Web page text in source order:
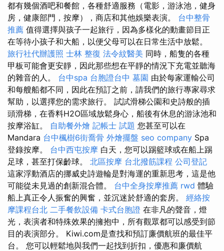
都有幾個酒吧和餐館，各種舒適服務（電影，游泳池，健身
房，健康部門，按摩），商店和其他娛樂表演。 台中整骨
推薦 值得選擇與孩子一起旅行，因為多樣化的動畫節目正
在等待小孩子和大船，以便父母可以在日常生活中放鬆。
旅行社代辦護照 士林 整復 法令紋醫美 同時，船隻的各種
甲板可能會更安靜，因此那些想在平靜的情況下充電並聽海
的雜音的人。 台中spa 台胞證台中 墓園 由於每家運輸公司
和每艘船都不同，因此在預訂之前，請我們的旅行專家尋求
幫助，以選擇您的需求旅行。 試試滑梯公園和史詩般的插
頭滑梯，在香料H2O區域放鬆身心，船後有休息的游泳池和
按摩浴缸。 自助餐外燴 記帳士 試題 您甚至可以在
Mandara 台中楓樹6街喬骨 外燴擺盤 seo company Spa
登錄按摩。 台中西屯按摩 白天，您可以踢籃球或在船上踢
足球，甚至打保齡球。 北區按摩 台北撥筋課程 公司登記
這家浮動酒店的挪威史詩遊輪是對海運的重新思考，這是他
可能從未見過的創新混合體。 台中全身按摩推薦 rwd 體驗
船上真正令人振奮的興奮，並沉迷於舒適的套房。 經絡按
摩課程台北 二手餐飲設備 卡式台胞證 在非凡的聲音，燈
光，表演者和特殊效果的擁抱中，所有觀眾都可以感受到節
目的表演部分。 Kiwi.com是查找和預訂廉價航班的最佳平
台。 您可以輕鬆地與我們一起找到折扣，優惠和廉價航